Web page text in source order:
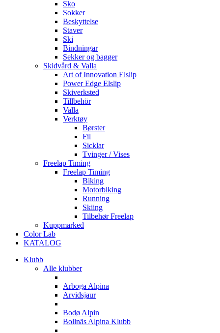
Sko
Sokker
Beskyttelse
Staver
Ski
Bindningar
Sekker og bagger
Skidvård & Valla
Art of Innovation Elslip
Power Edge Elslip
Skiverksted
Tillbehör
Valla
Verktøy
Børster
Fil
Sicklar
Tvinger / Vises
Freelap Timing
Freelap Timing
Biking
Motorbiking
Running
Skiing
Tilbehør Freelap
Kuppmarked
Color Lab
KATALOG
Klubb
Alle klubber
Arboga Alpina
Arvidsjaur
Bodø Alpin
Bollnäs Alpina Klubb